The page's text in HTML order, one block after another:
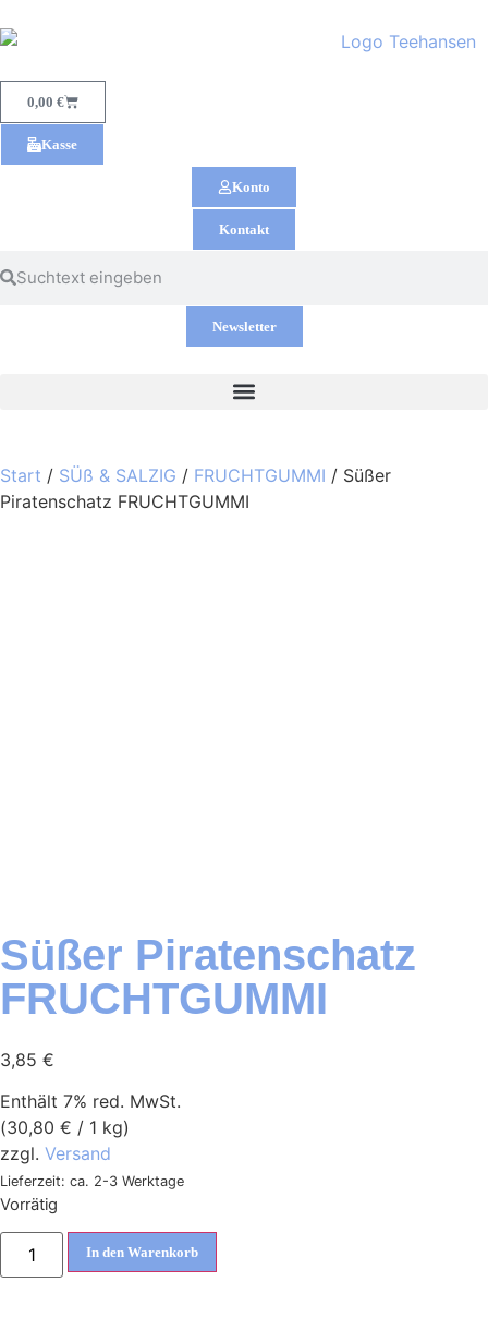
0,00 €
Kasse
Konto
Kontakt
Newsletter
Start / SÜß & SALZIG / FRUCHTGUMMI / Süßer
Piratenschatz FRUCHTGUMMI
Süßer Piratenschatz
FRUCHTGUMMI
3,85 €
Enthält 7% red. MwSt.
(30,80 € / 1 kg)
zzgl. Versand
Lieferzeit: ca. 2-3 Werktage
Vorrätig
In den Warenkorb